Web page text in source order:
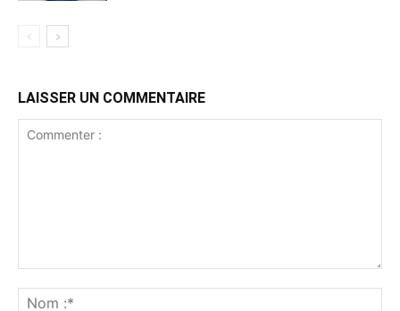
LAISSER UN COMMENTAIRE